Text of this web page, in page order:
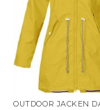
OUTDOOR JACKEN